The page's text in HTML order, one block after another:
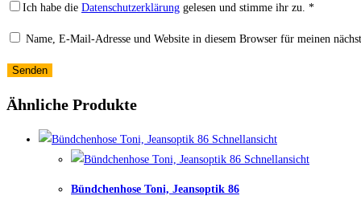
Ich habe die Datenschutzerklärung gelesen und stimme ihr zu. *
Name, E-Mail-Adresse und Website in diesem Browser für meinen
Ähnliche Produkte
Schnellansicht
Schnellansicht
Bündchenhose Toni, Jeansoptik 86